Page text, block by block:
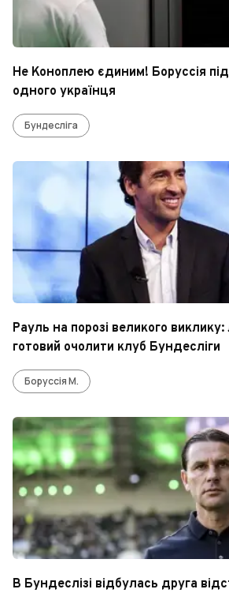
Не Коноплею єдиним! Боруссія
одного українця
Бундесліга
Рауль на порозі великого
готовий очолити клуб Бундесліги
Боруссія М.
В Бундеслізі відбулась друга